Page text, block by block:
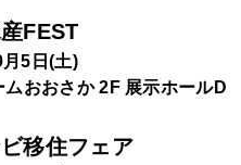
FEST
5日(土)
ムおおさか 2F 展示ホールD
移住フェア